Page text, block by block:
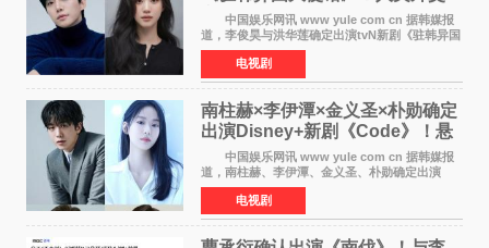
官与“龙”大使的奇幻
中国娱乐网讯 www yule com cn 据韩媒报
道，李俊昊与洪华莲确定出演tvN新剧《驻韩异国
大使馆》，分别担任男女主角，引发期待。
该剧讲述了一位因管理驻韩异国大使馆（负责管
理居住在大韩
电视剧
南柱赫×李伊潭×金义圣×朴勋确定
出演Disney+新剧《Code》！悬
疑犯罪惊悚明年上线
中国娱乐网讯 www yule com cn 据韩媒报
道，南柱赫、李伊潭、金义圣、朴勋确定出演
Disney+新剧《Code》，该剧预计将于明年播
出，引发高度关注。 本剧改编自同名人气台
剧，讲述了一位往来
电视剧